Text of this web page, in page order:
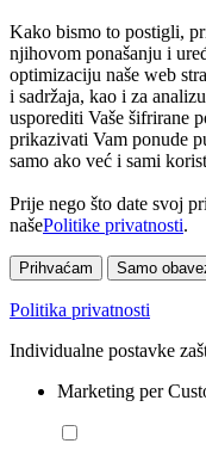
Kako bismo to postigli,
njihovom ponašanju i
optimizaciju naše web
i sadržaja, kao i za
usporediti Vaše šifrirane
prikazivati Vam ponude
samo ako već i sami
Prije nego što date svoj
našePolitike privatnosti.
Prihvaćam Samo
Politika privatnosti
Individualne postavke
Marketing per